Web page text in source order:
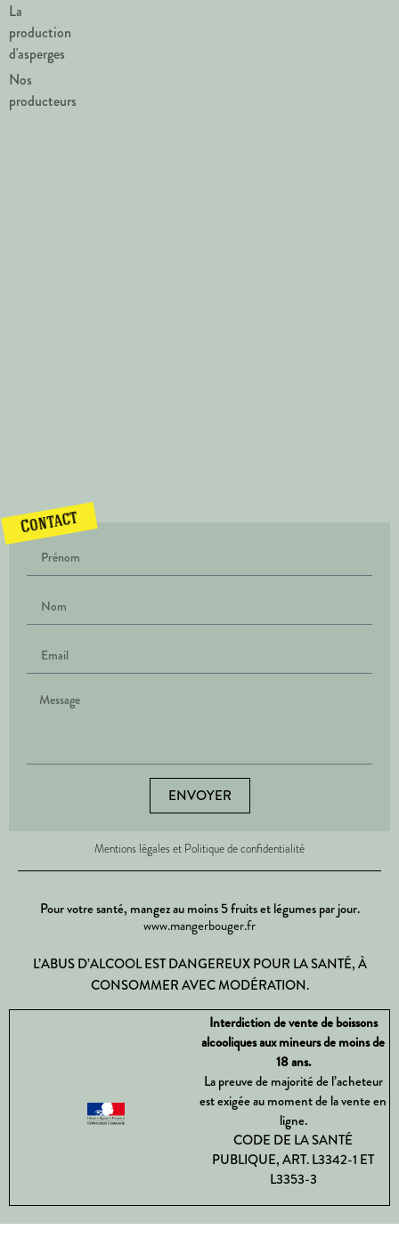
La
production
d'asperges
Nos
producteurs
Contact
ENVOYER
Mentions légales et Politique de confidentialité
Pour votre santé, mangez au moins 5 fruits et légumes par jour.
www.mangerbouger.fr
L’ABUS D’ALCOOL EST DANGEREUX POUR LA SANTÉ, À
CONSOMMER AVEC MODÉRATION.
Interdiction de vente de boissons
alcooliques aux mineurs de moins de
18 ans.
La preuve de majorité de l’acheteur
est exigée au moment de la vente en
ligne.
CODE DE LA SANTÉ
PUBLIQUE, ART. L3342-1 ET
L3353-3